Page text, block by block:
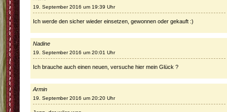
19. September 2016 um 19:39 Uhr
Ich werde den sicher wieder einsetzen, gewonnen oder gekauft :)
Nadine
19. September 2016 um 20:01 Uhr
Ich brauche auch einen neuen, versuche hier mein Glück ?
Armin
19. September 2016 um 20:20 Uhr